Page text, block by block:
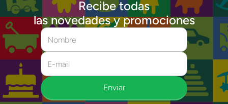
Recibe todas
las novedades y promociones
Enviar